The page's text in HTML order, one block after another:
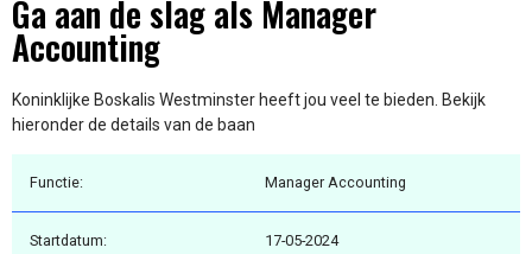
Ga aan de slag als Manager
Accounting
Koninklijke Boskalis Westminster heeft jou veel te bieden. Bekijk
hieronder de details van de baan
Functie: Manager Accounting
Startdatum: 17-05-2024